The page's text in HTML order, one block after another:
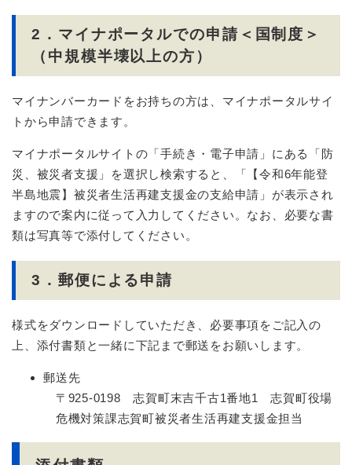
2．マイナポータルでの申請＜国制度＞
（中規模半壊以上の方）
マイナンバーカードをお持ちの方は、マイナポータルサイ
トから申請できます。
マイナポータルサイトの「手続き・電子申請」にある「防
災、被災者支援」を選択し検索すると、「【令和6年能登
半島地震】被災者生活再建支援金の支給申請」が表示され
ますので案内に従って入力してください。なお、必要な書
類は写真等で添付してください。
3．郵便による申請
様式をダウンロードしていただき、必要事項をご記入の
上、添付書類と一緒に下記まで郵送をお願いします。
郵送先
〒925-0198 志賀町末吉千古1番地1 志賀町役場
危機対策課志賀町被災者生活再建支援金担当